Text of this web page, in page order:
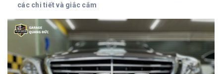
các chi tiết và giắc cắm